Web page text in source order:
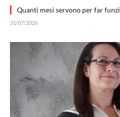
Quanti mesi servono per far
31/07/2026